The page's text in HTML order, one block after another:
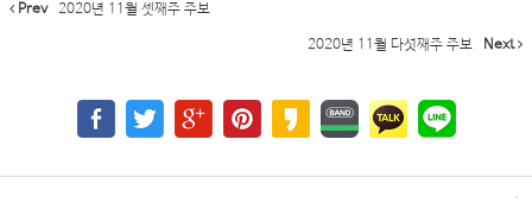
Prev 2020년 11월 셋째주 주보
2020년 11월 다섯째주 주보 Next